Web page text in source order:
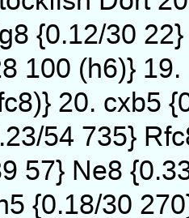
{0.12/30
100 (h6)}
20. cxb5
54 735}
57} Ne8
{0.18/30